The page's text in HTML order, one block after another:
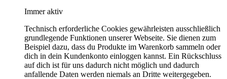
Immer aktiv
Technisch erforderliche Cookies gewährleisten ausschließlich
grundlegende Funktionen unserer Webseite. Sie dienen zum
Beispiel dazu, dass du Produkte im Warenkorb sammeln oder
dich in dein Kundenkonto einloggen kannst. Ein Rückschluss
auf dich ist für uns dadurch nicht möglich und dadurch
anfallende Daten werden niemals an Dritte weitergegeben.